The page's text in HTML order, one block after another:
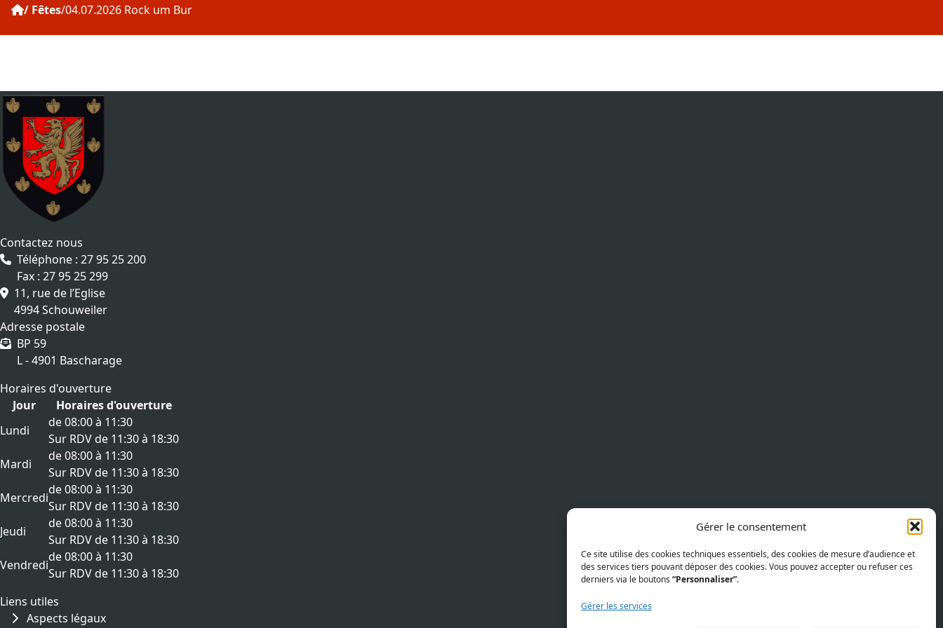
Gérer le consentement
Ce site utilise des cookies techniques essentiels, des cookies de mesure d’audience et
des services tiers pouvant déposer des cookies. Vous pouvez accepter ou refuser ces
derniers via le boutons “Personnaliser”.
Gérer les services
Fêtes 04.07.2026 Rock um Bur
Contactez nous
Téléphone : 27 95 25 200
Fax : 27 95 25 299
11, rue de l’Eglise
4994 Schouweiler
Adresse postale
BP 59
L - 4901 Bascharage
Horaires d'ouverture
Jour
Horaires d'ouverture
Lundi
de 08:00 à 11:30
Sur RDV de 11:30 à 18:30
Mardi
de 08:00 à 11:30
Sur RDV de 11:30 à 18:30
Mercredi
de 08:00 à 11:30
Sur RDV de 11:30 à 18:30
Jeudi
de 08:00 à 11:30
Sur RDV de 11:30 à 18:30
Vendredi
de 08:00 à 11:30
Sur RDV de 11:30 à 18:30
Liens utiles
Aspects légaux